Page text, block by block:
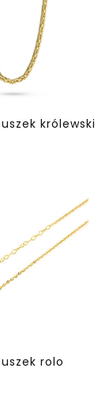
królewski
rolo